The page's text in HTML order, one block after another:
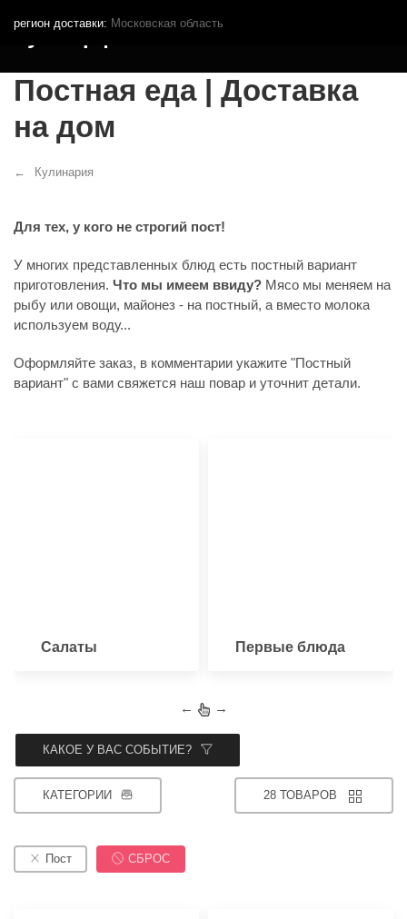
регион доставки: Московская область
Кутья.рф
Постная еда | Доставка
на дом
Кулинария
Для тех, у кого не строгий пост!
У многих представленных блюд есть постный вариант
приготовления. Что мы имеем ввиду? Мясо мы меняем на
рыбу или овощи, майонез - на постный, а вместо молока
используем воду...
Оформляйте заказ, в комментарии укажите "Постный
вариант" с вами свяжется наш повар и уточнит детали.
Салаты Первые блюда
← →
КАКОЕ У ВАС СОБЫТИЕ?
КАТЕГОРИИ 28 ТОВАРОВ
Пост СБРОС